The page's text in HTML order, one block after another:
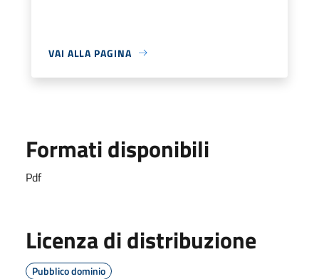
VAI ALLA PAGINA
Formati disponibili
Pdf
Licenza di distribuzione
Pubblico dominio